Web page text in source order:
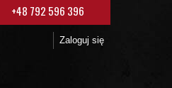
+48 792 596 396
Zaloguj się